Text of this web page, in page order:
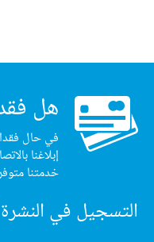
هل
في حال
إبلاغنا
خدمتنا
التسجيل في النشرة